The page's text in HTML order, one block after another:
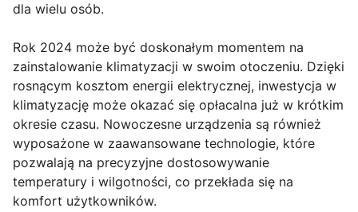
dla wielu osób.
Rok 2024 może być doskonałym momentem na
zainstalowanie klimatyzacji w swoim otoczeniu. Dzięki
rosnącym kosztom energii elektrycznej, inwestycja w
klimatyzację może okazać się opłacalna już w krótkim
okresie czasu. Nowoczesne urządzenia są również
wyposażone w zaawansowane technologie, które
pozwalają na precyzyjne dostosowywanie
temperatury i wilgotności, co przekłada się na
komfort użytkowników.